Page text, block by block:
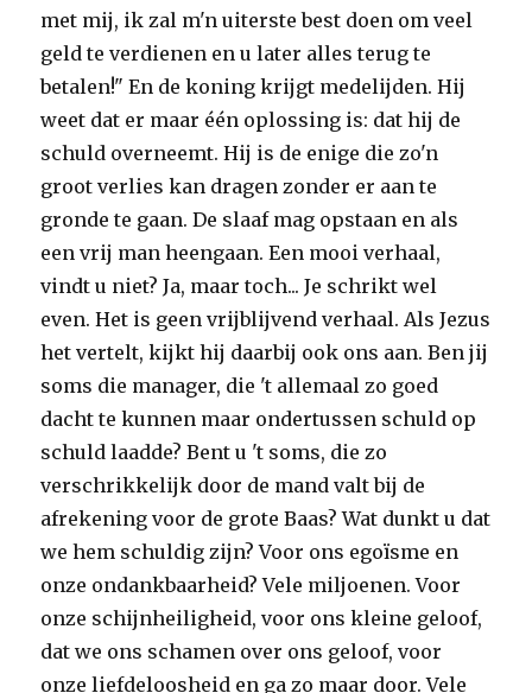
met mij, ik zal m'n uiterste best doen om veel
geld te verdienen en u later alles terug te
betalen!" En de koning krijgt medelijden. Hij
weet dat er maar één oplossing is: dat hij de
schuld overneemt. Hij is de enige die zo'n
groot verlies kan dragen zonder er aan te
gronde te gaan. De slaaf mag opstaan en als
een vrij man heengaan. Een mooi verhaal,
vindt u niet? Ja, maar toch... Je schrikt wel
even. Het is geen vrijblijvend verhaal. Als Jezus
het vertelt, kijkt hij daarbij ook ons aan. Ben jij
soms die manager, die 't allemaal zo goed
dacht te kunnen maar ondertussen schuld op
schuld laadde? Bent u 't soms, die zo
verschrikkelijk door de mand valt bij de
afrekening voor de grote Baas? Wat dunkt u dat
we hem schuldig zijn? Voor ons egoïsme en
onze ondankbaarheid? Vele miljoenen. Voor
onze schijnheiligheid, voor ons kleine geloof,
dat we ons schamen over ons geloof, voor
onze liefdeloosheid en ga zo maar door. Vele